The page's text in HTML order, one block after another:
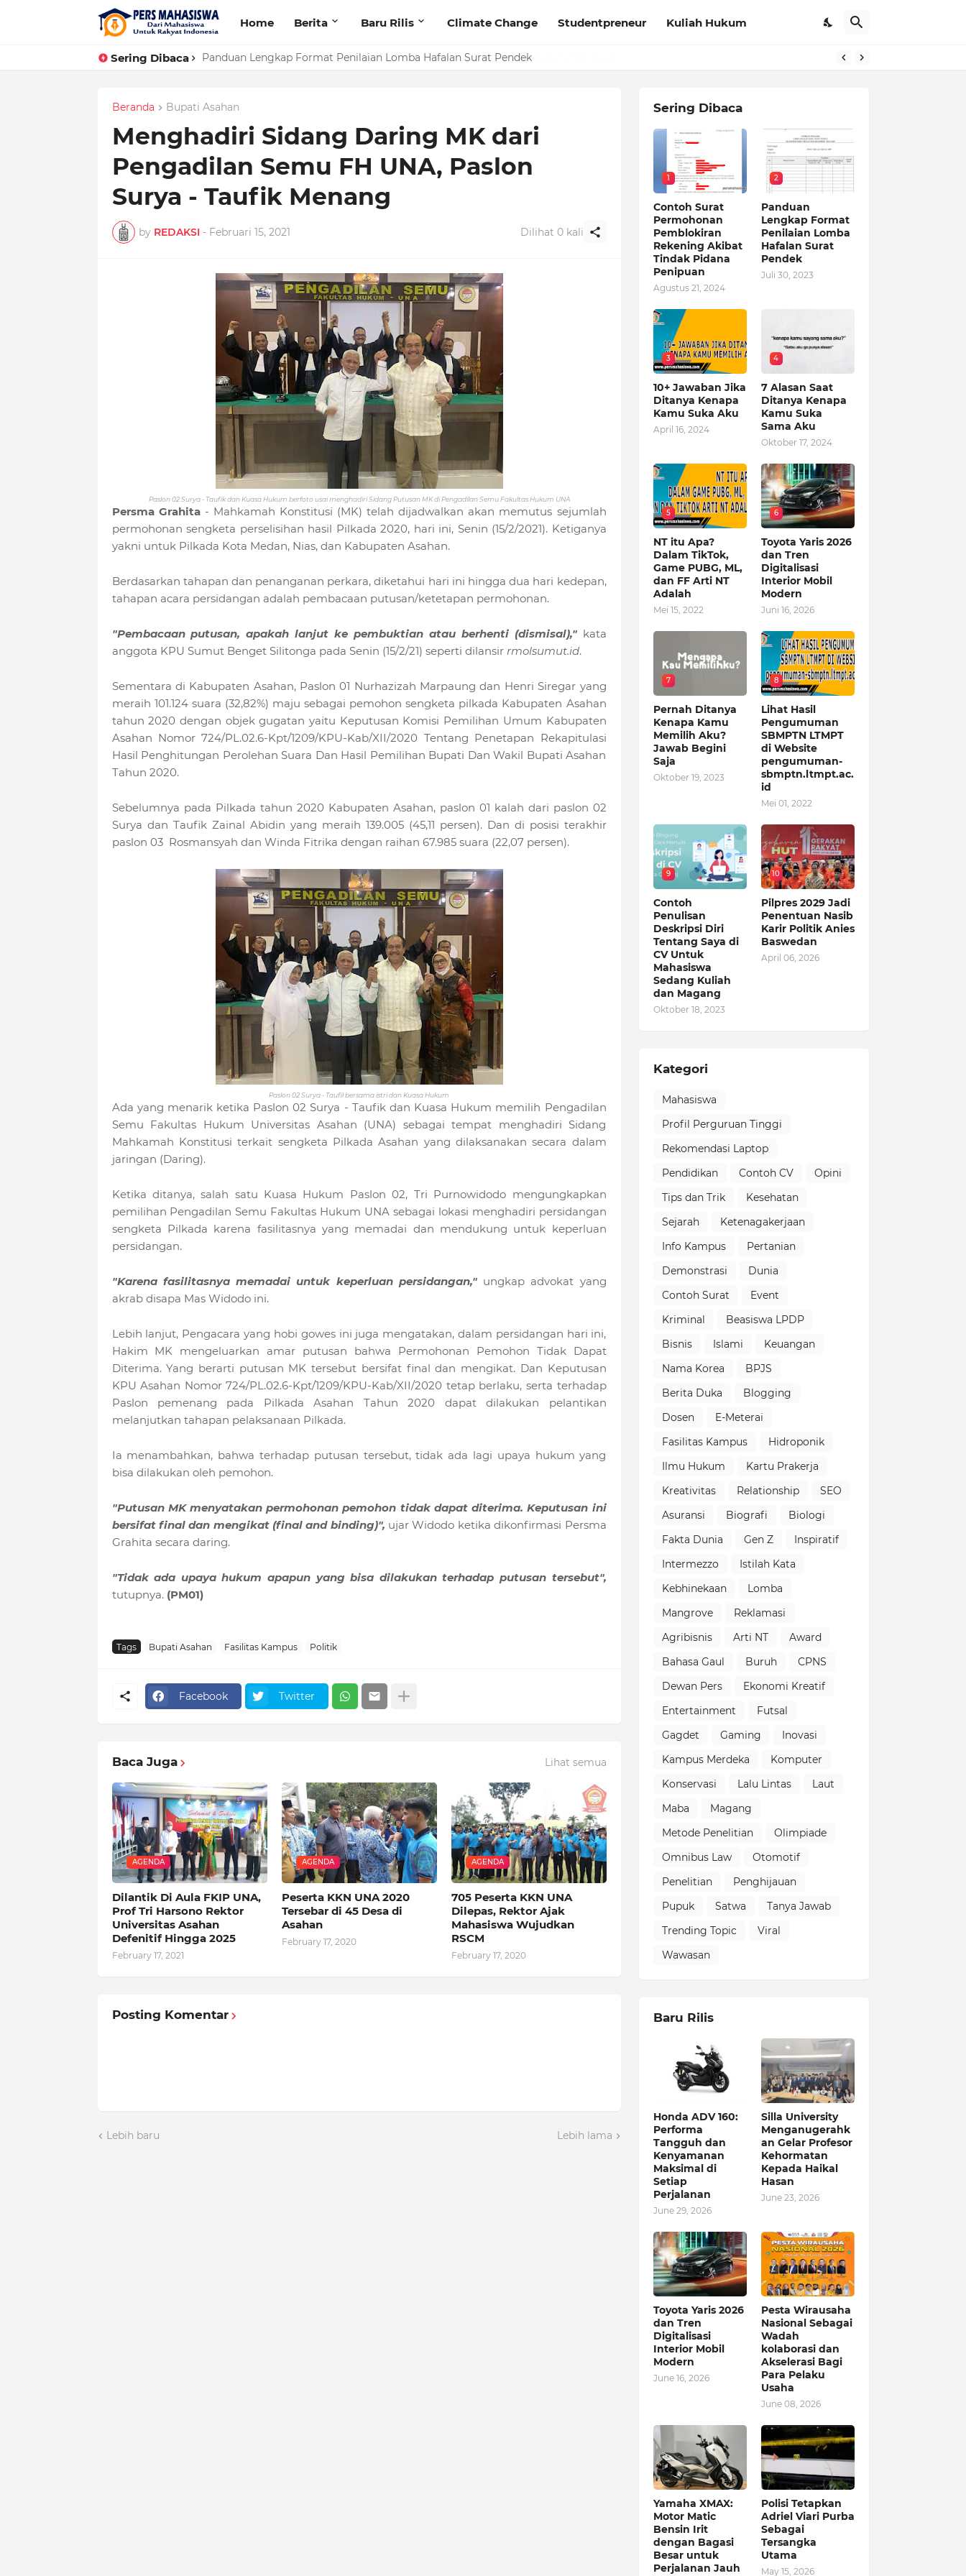
Home Berita Baru Rilis Climate Change Studentpreneur Kuliah Hukum
Sering Dibaca Panduan Lengkap Format Penilaian Lomba Hafalan Surat Pendek
Beranda Bupati Asahan
Menghadiri Sidang Daring MK dari
Pengadilan Semu FH UNA, Paslon
Surya - Taufik Menang
by REDAKSI - Februari 15, 2021 Dilihat 0kali
Paslon 02 Surya - Taufik dan Kuasa Hukum berfoto usai menghadiri Sidang Putusan MK di Pengadilan Semu Fakultas Hukum UNA
Persma Grahita - Mahkamah Konstitusi (MK) telah dijadwalkan akan memutus sejumlah
permohonan sengketa perselisihan hasil Pilkada 2020, hari ini, Senin (15/2/2021). Ketiganya
yakni untuk Pilkada Kota Medan, Nias, dan Kabupaten Asahan.
Berdasarkan tahapan dan penanganan perkara, diketahui hari ini hingga dua hari kedepan,
tahapan acara persidangan adalah pembacaan putusan/ketetapan permohonan.
"Pembacaan putusan, apakah lanjut ke pembuktian atau berhenti (dismisal),"kata
anggota KPU Sumut Benget Silitonga pada Senin (15/2/21) seperti dilansir rmolsumut.id.
Sementara di Kabupaten Asahan, Paslon 01 Nurhazizah Marpaung dan Henri Siregar yang
meraih 101.124 suara (32,82%) maju sebagai pemohon sengketa pilkada Kabupaten Asahan
tahun 2020 dengan objek gugatan yaitu Keputusan Komisi Pemilihan Umum Kabupaten
Asahan Nomor 724/PL.02.6-Kpt/1209/KPU-Kab/XII/2020 Tentang Penetapan Rekapitulasi
Hasil Penghitungan Perolehan Suara Dan Hasil Pemilihan Bupati Dan Wakil Bupati Asahan
Tahun 2020.
Sebelumnya pada Pilkada tahun 2020 Kabupaten Asahan, paslon 01 kalah dari paslon 02
Surya dan Taufik Zainal Abidin yang meraih 139.005 (45,11 persen). Dan di posisi terakhir
paslon 03 Rosmansyah dan Winda Fitrika dengan raihan 67.985 suara (22,07 persen).
Paslon 02 Surya - Taufil bersama istri dan Kuasa Hukum
Ada yang menarik ketika Paslon 02 Surya - Taufik dan Kuasa Hukum memilih Pengadilan
Semu Fakultas Hukum Universitas Asahan (UNA) sebagai tempat menghadiri Sidang
Mahkamah Konstitusi terkait sengketa Pilkada Asahan yang dilaksanakan secara dalam
jaringan (Daring).
Ketika ditanya, salah satu Kuasa Hukum Paslon 02, Tri Purnowidodo mengungkapkan
pemilihan Pengadilan Semu Fakultas Hukum UNA sebagai lokasi menghadiri persidangan
sengketa Pilkada karena fasilitasnya yang memadai dan mendukung untuk keperluan
persidangan.
"Karena fasilitasnya memadai untuk keperluan persidangan,"ungkap advokat yang
akrab disapa Mas Widodo ini.
Lebih lanjut, Pengacara yang hobi gowes ini juga mengatakan, dalam persidangan hari ini,
Hakim MK mengeluarkan amar putusan bahwa Permohonan Pemohon Tidak Dapat
Diterima. Yang berarti putusan MK tersebut bersifat final dan mengikat. Dan Keputusan
KPU Asahan Nomor 724/PL.02.6-Kpt/1209/KPU-Kab/XII/2020 tetap berlaku, serta terhadap
Paslon pemenang pada Pilkada Asahan Tahun 2020 dapat dilakukan pelantikan
melanjutkan tahapan pelaksanaan Pilkada.
Ia menambahkan, bahwa terhadap putusan tersebut, tidak ada lagi upaya hukum yang
bisa dilakukan oleh pemohon.
"Putusan MK menyatakan permohonan pemohon tidak dapat diterima. Keputusan ini
bersifat final dan mengikat (final and binding)", ujar Widodo ketika dikonfirmasi Persma
Grahita secara daring.
"Tidak ada upaya hukum apapun yang bisa dilakukan terhadap putusan tersebut",
tutupnya. (PM01)
Tags Bupati Asahan Fasilitas Kampus Politik
Facebook Twitter
Baca Juga Lihat semua
AGENDA
Dilantik Di Aula FKIP UNA,
Prof Tri Harsono Rektor
Universitas Asahan
Defenitif Hingga 2025
February 17, 2021
AGENDA
Peserta KKN UNA 2020
Tersebar di 45 Desa di
Asahan
February 17, 2020
AGENDA
705 Peserta KKN UNA
Dilepas, Rektor Ajak
Mahasiswa Wujudkan
RSCM
February 17, 2020
Posting Komentar
Lebih baru Lebih lama
Sering Dibaca
1
Contoh Surat
Permohonan
Pemblokiran
Rekening Akibat
Tindak Pidana
Penipuan
Agustus 21, 2024
2
Panduan
Lengkap Format
Penilaian Lomba
Hafalan Surat
Pendek
Juli 30, 2023
3
10+ Jawaban Jika
Ditanya Kenapa
Kamu Suka Aku
April 16, 2024
4
7 Alasan Saat
Ditanya Kenapa
Kamu Suka
Sama Aku
Oktober 17, 2024
5
NT itu Apa?
Dalam TikTok,
Game PUBG, ML,
dan FF Arti NT
Adalah
Mei 15, 2022
6
Toyota Yaris 2026
dan Tren
Digitalisasi
Interior Mobil
Modern
Juni 16, 2026
7
Pernah Ditanya
Kenapa Kamu
Memilih Aku?
Jawab Begini
Saja
Oktober 19, 2023
8
Lihat Hasil
Pengumuman
SBMPTN LTMPT
di Website
pengumuman-
sbmptn.ltmpt.ac.
id
Mei 01, 2022
9
Contoh
Penulisan
Deskripsi Diri
Tentang Saya di
CV Untuk
Mahasiswa
Sedang Kuliah
dan Magang
Oktober 18, 2023
10
Pilpres 2029 Jadi
Penentuan Nasib
Karir Politik Anies
Baswedan
April 06, 2026
Kategori
Mahasiswa
Profil Perguruan Tinggi
Rekomendasi Laptop
Pendidikan
Contoh CV
Opini
Tips dan Trik
Kesehatan
Sejarah
Ketenagakerjaan
Info Kampus
Pertanian
Demonstrasi
Dunia
Contoh Surat
Event
Kriminal
Beasiswa LPDP
Bisnis
Islami
Keuangan
Nama Korea
BPJS
Berita Duka
Blogging
Dosen
E-Meterai
Fasilitas Kampus
Hidroponik
Ilmu Hukum
Kartu Prakerja
Kreativitas
Relationship
SEO
Asuransi
Biografi
Biologi
Fakta Dunia
Gen Z
Inspiratif
Intermezzo
Istilah Kata
Kebhinekaan
Lomba
Mangrove
Reklamasi
Agribisnis
Arti NT
Award
Bahasa Gaul
Buruh
CPNS
Dewan Pers
Ekonomi Kreatif
Entertainment
Futsal
Gagdet
Gaming
Inovasi
Kampus Merdeka
Komputer
Konservasi
Lalu Lintas
Laut
Maba
Magang
Metode Penelitian
Olimpiade
Omnibus Law
Otomotif
Penelitian
Penghijauan
Pupuk
Satwa
Tanya Jawab
Trending Topic
Viral
Wawasan
Baru Rilis
Honda ADV 160:
Performa
Tangguh dan
Kenyamanan
Maksimal di
Setiap
Perjalanan
June 29, 2026
Silla University
Menganugerahk
an Gelar Profesor
Kehormatan
Kepada Haikal
Hasan
June 23, 2026
Toyota Yaris 2026
dan Tren
Digitalisasi
Interior Mobil
Modern
June 16, 2026
Pesta Wirausaha
Nasional Sebagai
Wadah
kolaborasi dan
Akselerasi Bagi
Para Pelaku
Usaha
June 08, 2026
Yamaha XMAX:
Motor Matic
Bensin Irit
dengan Bagasi
Besar untuk
Perjalanan Jauh
Polisi Tetapkan
Adriel Viari Purba
Sebagai
Tersangka
Utama
May 15, 2026